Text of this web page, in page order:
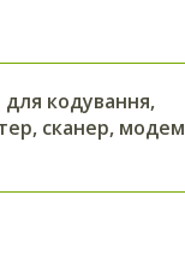
для кодування,
сканер, модем